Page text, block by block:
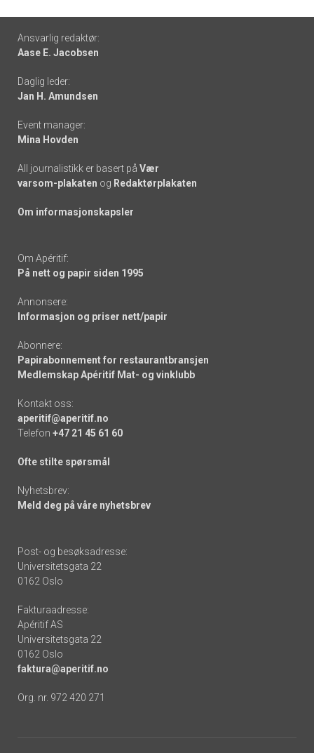
Footer
-
links
Ansvarlig redaktør:
Aase E. Jacobsen
Daglig leder:
Jan H. Amundsen
Event manager:
Mina Hovden
All journalistikk er basert på Vær
varsom-plakaten og Redaktørplakaten
Om informasjonskapsler
Om Apéritif:
På nett og papir siden 1995
Annonsere:
Informasjon og priser nett/papir
Abonnere:
Papirabonnement for restaurantbransjen
Medlemskap Apéritif Mat- og vinklubb
Kontakt oss:
aperitif@aperitif.no
Telefon +47 21 45 61 60
Ofte stilte spørsmål
Nyhetsbrev:
Meld deg på våre nyhetsbrev
Post- og besøksadresse:
Universitetsgata 22
0162 Oslo
Fakturaadresse:
Apéritif AS
Universitetsgata 22
0162 Oslo
faktura@aperitif.no
Org. nr. 972 420 271